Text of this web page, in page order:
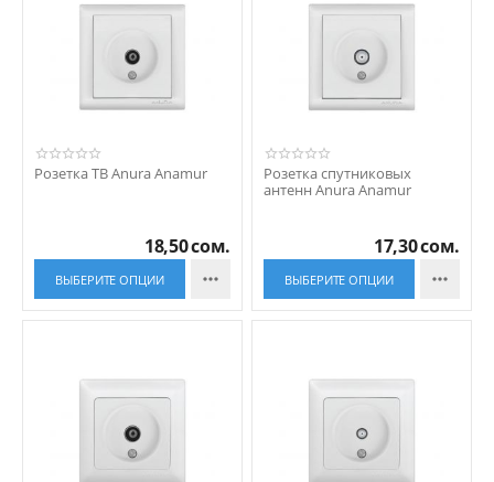
Розетка ТВ Anura Anamur
18,50сом.
ВЫБЕРИТЕ ОПЦИИ 
Розетка спутниковых
антенн Anura Anamur
17,30сом.
ВЫБЕРИТЕ ОПЦИИ 